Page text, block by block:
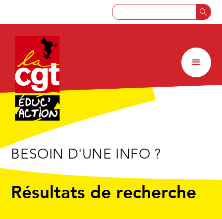
BESOIN D'UNE INFO ?
Résultats de recherche